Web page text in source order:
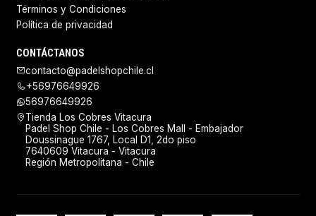
Términos y Condiciones
Política de privacidad
CONTÁCTANOS
contacto@padelshopchile.cl
+56976649926
56976649926
Tienda Los Cobres Vitacura
Padel Shop Chile - Los Cobres Mall - Embajador
Doussinague 1767, Local D1, 2do piso
7640609 Vitacura - Vitacura
Región Metropolitana - Chile